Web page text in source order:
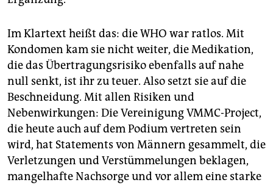
Im Klartext heißt das: die WHO war ratlos. Mit
Kondomen kam sie nicht weiter, die Medikation,
die das Übertragungsrisiko ebenfalls auf nahe
null senkt, ist ihr zu teuer. Also setzt sie auf die
Beschneidung. Mit allen Risiken und
Nebenwirkungen: Die Vereinigung VMMC-Project,
die heute auch auf dem Podium vertreten sein
wird, hat Statements von Männern gesammelt, die
Verletzungen und Verstümmelungen beklagen,
mangelhafte Nachsorge und vor allem eine starke